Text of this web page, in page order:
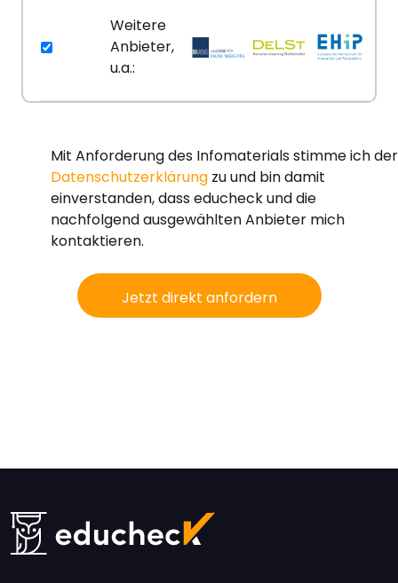
Weitere
Anbieter,
u.a.:
Mit Anforderung des Infomaterials stimme ich der
Datenschutzerklärung zu und bin damit
einverstanden, dass educheck und die
nachfolgend ausgewählten Anbieter mich
kontaktieren.
Jetzt direkt anfordern